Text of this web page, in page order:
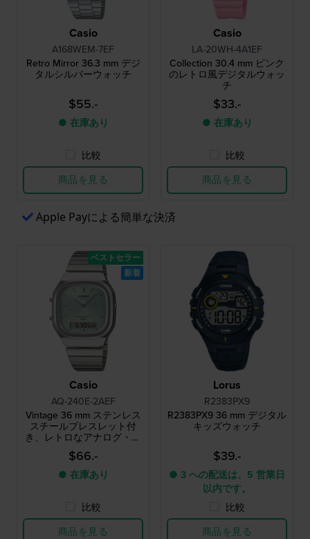
Casio
A168WEM-7EF
Retro Mirror 36.3 mm デジ
タルシルバーウォッチ
$55.-
● 在庫あり
比較
商品を見る
Casio
LA-20WH-4A1EF
Collection 30.4 mm ピンク
のレトロ風デジタルウォッ
チ
$33.-
● 在庫あり
比較
商品を見る
Apple Payによる簡単な決済
Casio
AQ-240E-2AEF
Vintage 36 mm ステンレス
スチールブレスレット付
き、レトロなアナログ・デ
ジタルデュアルタイムクォ
ーツウォッチ
$66.-
● 在庫あり
比較
商品を見る
ベストセラー
新着
Lorus
R2383PX9
R2383PX9 36 mm デジタル
キッズウォッチ
$39.-
● 3 への配送は、5 営業日
以内です。
比較
商品を見る